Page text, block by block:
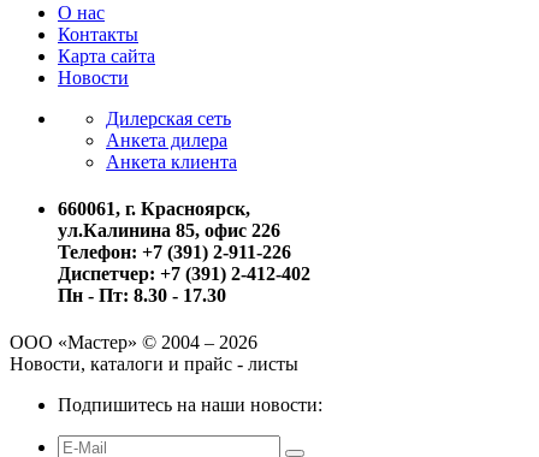
О нас
Контакты
Карта сайта
Новости
Дилерская сеть
Анкета дилера
Анкета клиента
660061, г. Красноярск,
ул.Калинина 85, офис 226
Телефон: +7 (391) 2-911-226
Диспетчер: +7 (391) 2-412-402
Пн - Пт: 8.30 - 17.30
ООО «Мастер» © 2004 – 2026
Новости, каталоги и прайс - листы
Подпишитесь на наши новости: